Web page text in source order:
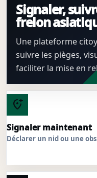
Signaler,
frelon
Une plateforme
suivre les pièges,
faciliter la mise en
add_location_alt
Signaler maintenant
Déclarer un nid ou une